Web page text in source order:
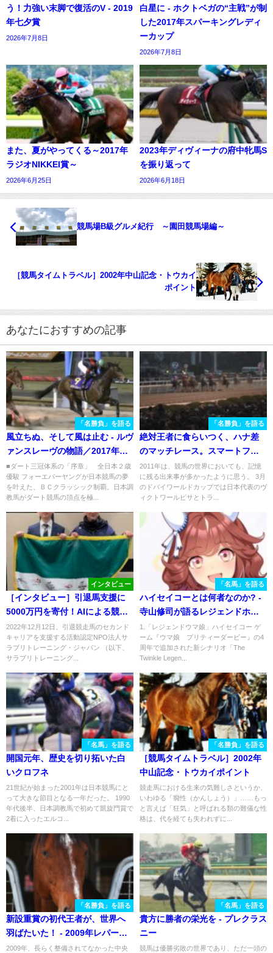
う！力強い末脚で復活のV - 2019
年七夕賞
2026年7月8日
白星に - ホクトベガの“主戦”が制
した2017年スパーキングレディ
ーカップ
2026年7月8日
また、夏がやってくる～2017年
ラジオNIKKEI賞～
2026年6月25日
2023年ディヴィーナの府中牝馬S
を振り返って
2026年6月18日
競馬場B級グルメ紀行 ～園田競馬場編～
［競馬タイムトラベル］2002年中山記念・トウカイ
ポイント
あなたにおすすめの記事
「名勝負」を語る
風立ちぬ、そして風は止む - ルヴ
ァンスレーヴの物語／2017年・
全日本2歳優駿
■ダート三冠体系の「序章」 全日本２歳
優駿 フォーエバーヤングが日本競馬の夢
を叶えた、ＢＣクラッシック制覇。日本調
教馬がダート競馬の頂点を極...
「名勝負」を語る
絶対王者に食らいつく、ハナ差
のマッチレース。スマートファ
ルコンvsワンダーアキュートが
火花を散らした2011年東京大賞
典を振り返る。
2011年は、競馬の世界においても、記憶
に残る出来事が多かったように思う。 3月
のドバイワールドカップでは日本代表のヴ
ィクトワールピサとトラ...
インタビュー
［インタビュー］引退馬支援に
5000万円を寄付！AIによる競馬
予想を提供するAlphaImpact代
表の考える、引退馬支援の意
義。
2022年12月12日、引退競走馬のセカンド
キャリアを支援する活動認定NPO法人サ
ラブリトレーニング・ジャパン （以下、
サラブリトレーニング...
「名馬」を語る
ハイセイコーとは何者なのか? -
寺山修司が語るレジェンドホー
スとその時代
1.「レジェンドウマ娘」ハイセイコー ゲ
ーム『ウマ娘 プリティーダービー』の4
周年で追加された新シナリオ「The
Twinkle Legen...
「名馬」を語る
開国元年、歴史を切り拓いた白
いクロフネ
21世紀が始まった2001年は日本競馬にと
って大きな節目となる一年だった。 1990
年代後半、日本調教馬で初めて凱旋門賞で
2着に入ったエルコ...
「名勝負」を語る
［競馬タイムトラベル］2002年
中山記念・トウカイポイント
競走馬における生来の気難しさというか、
いわゆる「癇性（かんしょう）」……もっ
と言えば「狂気」と呼ばれる類の難儀な性
格は、代を経ても失われずに...
「名勝負」を語る
新設重賞の初代王者が、世界へ
羽ばたいた！ - 2009年レパード
S・トランセンド
2009年、長らく整備されてなかった中央
「名馬」を語る
貴方に勝者の栄光を - プレクラス
ニー
競馬は優勝劣敗の世界であり、ただ一頭の